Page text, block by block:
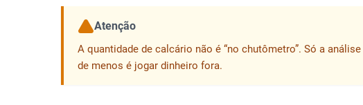
Atenção
A quantidade de calcário não é “no chutômetro”. Só a
de menos é jogar dinheiro fora.